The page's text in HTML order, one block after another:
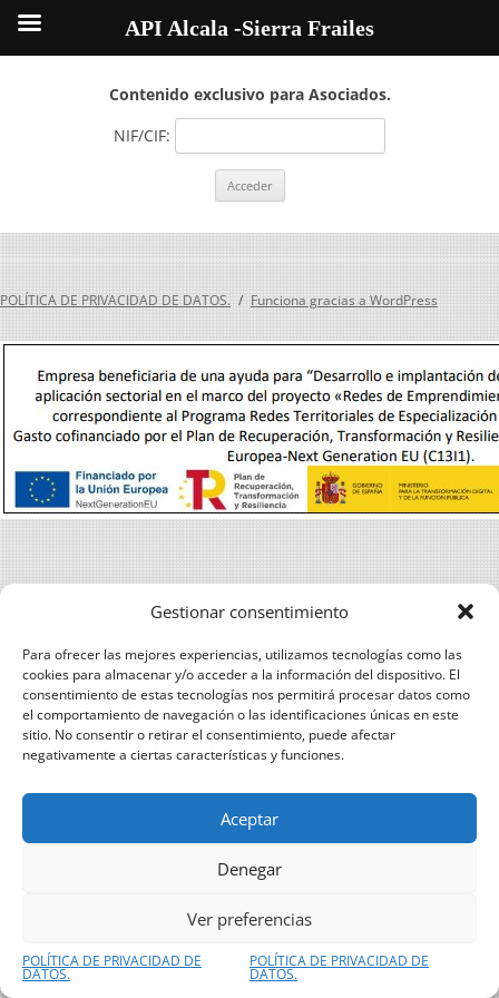
Gestionar consentimiento
Para ofrecer las mejores experiencias, utilizamos tecnologías como las
cookies para almacenar y/o acceder a la información del dispositivo. El
consentimiento de estas tecnologías nos permitirá procesar datos como
el comportamiento de navegación o las identificaciones únicas en este
sitio. No consentir o retirar el consentimiento, puede afectar
negativamente a ciertas características y funciones.
Aceptar
Denegar
Ver preferencias
POLÍTICA DE PRIVACIDAD DE
DATOS.
POLÍTICA DE PRIVACIDAD DE
DATOS.
Contenido exclusivo para Asociados.
NIF/CIF:
POLÍTICA DE PRIVACIDAD DE DATOS. Funciona gracias a WordPress
API Alcala -Sierra Frailes